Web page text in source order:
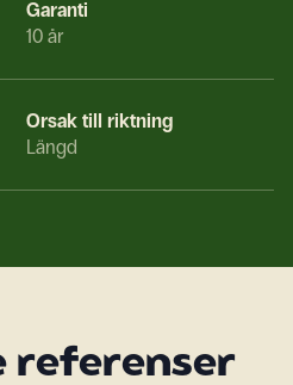
Garanti
10 år
Orsak till riktning
Längd
referenser